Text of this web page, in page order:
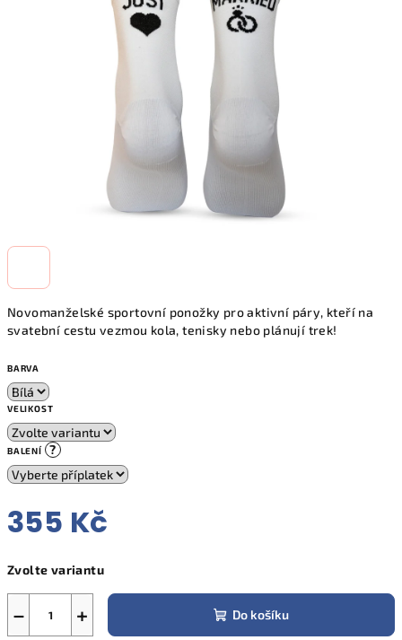
Novomanželské sportovní ponožky pro aktivní páry, kteří na
svatební cestu vezmou kola, tenisky nebo plánují trek!
BARVA
VELIKOST
BALENÍ ?
355 Kč
cena:
Zvolte variantu
+
− Do košíku